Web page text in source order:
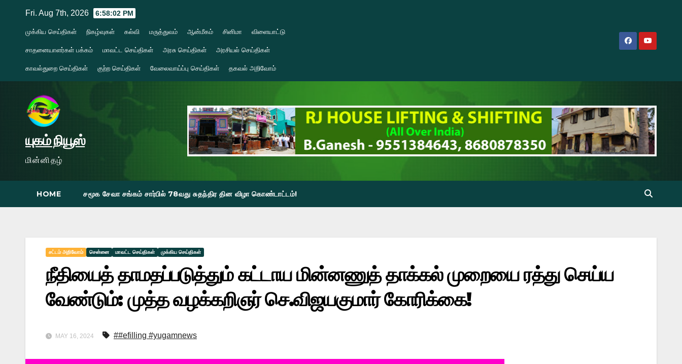
content
Fri. Aug 7th, 2026 6:58:03 PM
முக்கிய செய்திகள் நிகழ்வுகள் கல்வி மருத்துவம் ஆன்மீகம் சினிமா விளையாட்டு
சாதனையாளர்கள் பக்கம் மாவட்ட செய்திகள் அரசு செய்திகள் அரசியல் செய்திகள்
காவல்துறை செய்திகள் குற்ற செய்திகள் வேலைவாய்ப்பு செய்திகள் தகவல் அறிவோம்
யுகம் நியூஸ்
மின்னிதழ்
HOME சமூக சேவா சங்கம் சார்பில் 78வது சுதந்திர தின விழா கொண்டாட்டம்!
சட்டம் அறிவோம் சென்னை மாவட்ட செய்திகள் முக்கிய செய்திகள்
நீதியைத் தாமதப்படுத்தும் கட்டாய மின்னணுத் தாக்கல் முறையை ரத்து செய்ய
வேண்டும்: முத்த வழக்கறிஞர் செ.விஜயகுமார் கோரிக்கை!
MAY 16, 2024 ##efilling #yugamnews